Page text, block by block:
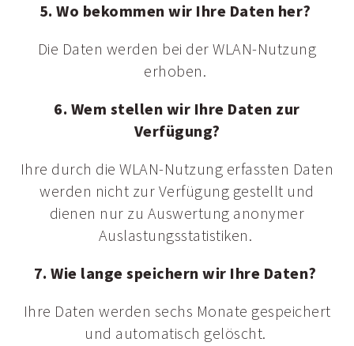
5. Wo bekommen wir Ihre Daten her?
Die Daten werden bei der WLAN-Nutzung
erhoben.
6. Wem stellen wir Ihre Daten zur
Verfügung?
Ihre durch die WLAN-Nutzung erfassten Daten
werden nicht zur Verfügung gestellt und
dienen nur zu Auswertung anonymer
Auslastungsstatistiken.
7. Wie lange speichern wir Ihre Daten?
Ihre Daten werden sechs Monate gespeichert
und automatisch gelöscht.